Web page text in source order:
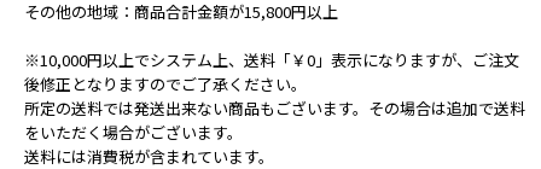
その他の地域：商品合計金額が15,800円以上
※10,000円以上でシステム上、送料「￥0」表示になりますが、ご注文
後修正となりますのでご了承ください。
所定の送料では発送出来ない商品もございます。その場合は追加で送料
をいただく場合がございます。
送料には消費税が含まれています。